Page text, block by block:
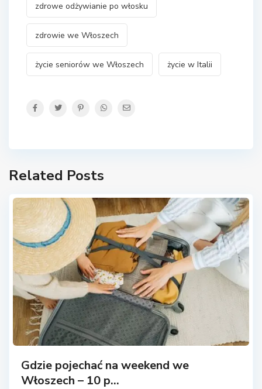
zdrowe odżywianie po włosku
zdrowie we Włoszech
życie seniorów we Włoszech życie w Italii
Related Posts
Gdzie pojechać na weekend we
Włoszech – 10 p...